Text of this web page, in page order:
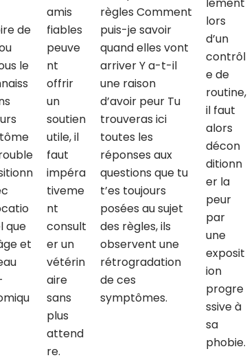
de
le
que
et
amis
fiables
peuve
nt
offrir
un
soutien
utile, il
faut
impéra
tiveme
nt
consult
er un
vétérin
aire
sans
plus
attend
re.
règles Comment
puis-je savoir
quand elles vont
arriver Y a-t-il
une raison
d’avoir peur Tu
trouveras ici
toutes les
réponses aux
questions que tu
t’es toujours
posées au sujet
des règles, ils
observent une
rétrogradation
de ces
symptômes.
lors
d’un
contrôl
e de
routine,
il faut
alors
décon
ditionn
er la
peur
par
une
exposit
ion
progre
ssive à
sa
phobie.